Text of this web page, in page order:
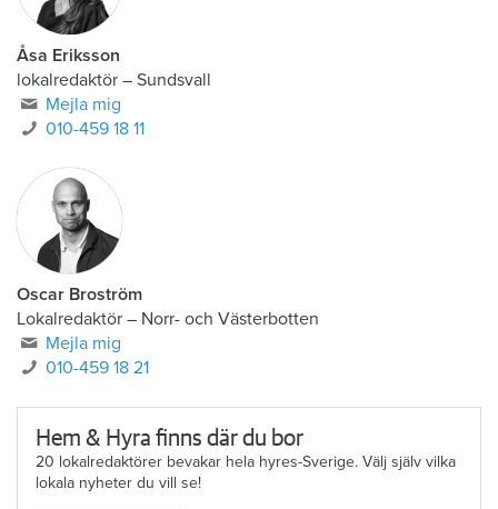
Åsa Eriksson
lokalredaktör – Sundsvall
Mejla mig
010-459 18 11
Oscar Broström
Lokalredaktör – Norr- och Västerbotten
Mejla mig
010-459 18 21
Hem & Hyra finns där du bor
20 lokalredaktörer bevakar hela hyres-Sverige. Välj själv vilka
lokala nyheter du vill se!